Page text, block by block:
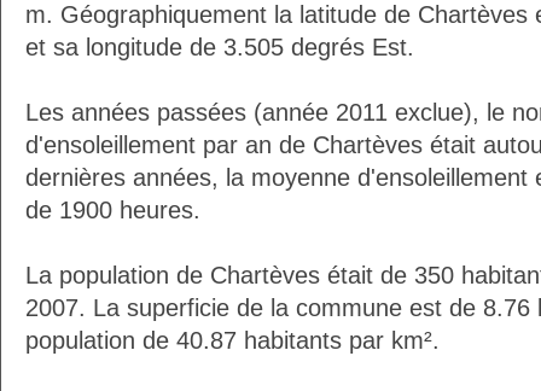
m. Géographiquement la latitude de Chartèves
et sa longitude de 3.505 degrés Est.
Les années passées (année 2011 exclue), le
d'ensoleillement par an de Chartèves était
dernières années, la moyenne d'ensoleillement
de 1900 heures.
La population de Chartèves était de 350
2007. La superficie de la commune est de 8.76
population de 40.87 habitants par km².